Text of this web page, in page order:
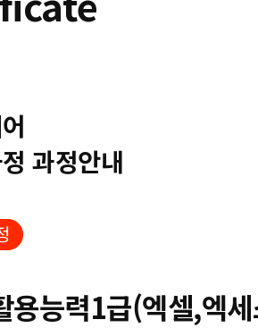
과정안내
용능력1급(엑셀,엑